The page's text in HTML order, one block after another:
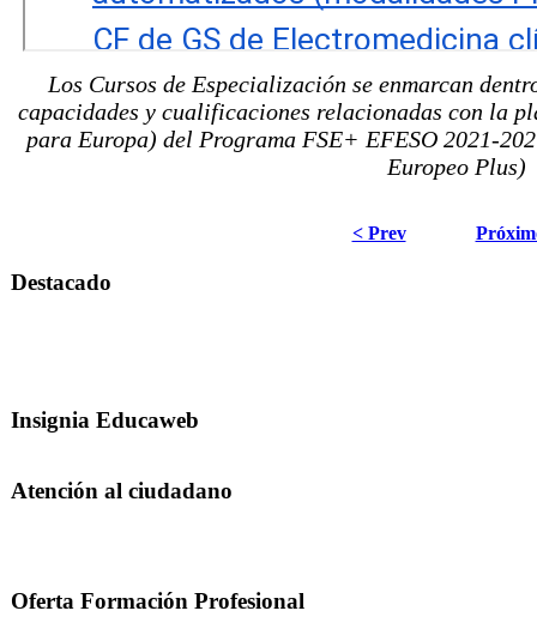
Los Cursos de Especialización se enmarcan
capacidades y cualificaciones relacionadas con la
para Europa) del Programa FSE+ EFESO 2021-
Europeo Plus)
< Prev
Destacado
Insignia Educaweb
Atención al ciudadano
Oferta Formación Profesional